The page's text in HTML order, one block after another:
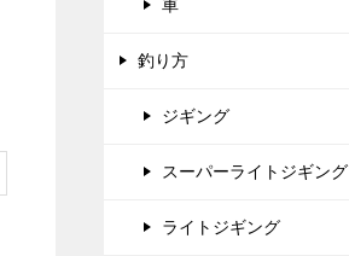
車
釣り方
ジギング
スーパーライトジギング
ライトジギング